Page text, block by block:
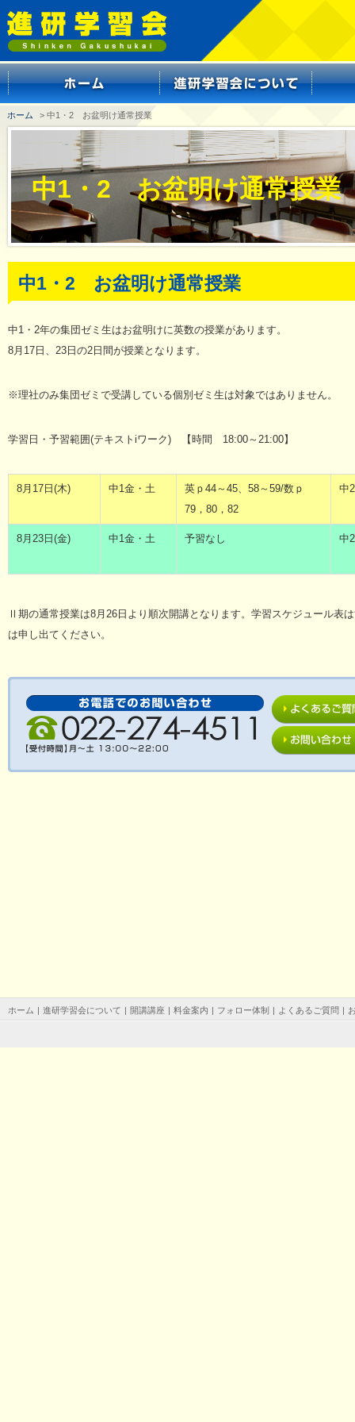
ホーム > 中1・2 お盆明け通常授業
中1・2 お盆明け通常授業
中1・2 お盆明け通常授業
中1・2年の集団ゼミ生はお盆明けに英数の授業があります。
8月17日、23日の2日間が授業となります。
※理社のみ集団ゼミで受講している個別ゼミ生は対象ではありません。
学習日・予習範囲(テキストiワーク) 【時間 18:00～21:00】
8月17日(木) 中1金・土
英ｐ44～45、58～59/数ｐ
79，80，82
中
8月23日(金) 中1金・土 予習なし 中
Ⅱ期の通常授業は8月26日より順次開講となります。学習スケジュール表
は申し出てください。
ホーム | 進研学習会について | 開講講座 | 料金案内 | フォロー体制 | よくあるご質問 |